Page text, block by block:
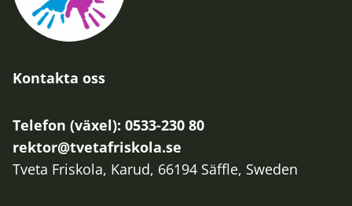
Kontakta oss
Telefon (växel): 0533-230 80
rektor@tvetafriskola.se
Tveta Friskola, Karud, 66194 Säffle, Sweden